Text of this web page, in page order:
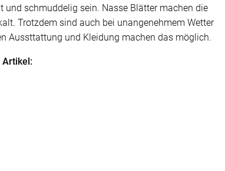
und schmuddelig sein. Nasse Blätter machen die
Trotzdem sind auch bei unangenehmem Wetter
Aussttattung und Kleidung machen das möglich.
Artikel: